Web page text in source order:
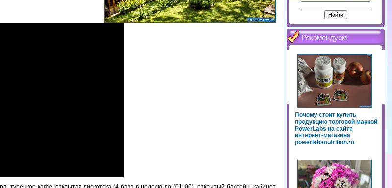
турецкое кафе, открытая дискотека (4 раза в неделю до (01: 00), открытый бассейн, кабинет
Рекомендуем
Почему стоит купить
продукцию торговой маркой
PowerLabs на сайте
интернет-магазина
powerlabsnutrition.ru